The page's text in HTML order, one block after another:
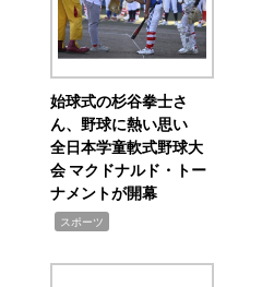
始球式の杉谷拳士さ
ん、野球に熱い思い
全日本学童軟式野球大
会 マクドナルド・トー
ナメントが開幕
スポーツ